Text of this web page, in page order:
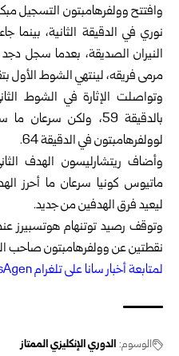
وافتتح وولفرهامبتون التسجيل
النيران الصديقة، بعدما سجل
مرمى فريقه، لينتهي الشوط الأول
وتواصلت الإثارة في الشوط
بالدقيقة 59، ولكن
لوولفرهامبتون في الدقيقة 64.
ماتيوس كونيا سرعان ما أحرز
ليعيد فرق الهدفين من جديد.
نقطتين عن وولفرهامبتون صاحب
لمتابعة أخبار سانا على تلغرام https://t.me/SyrianArabNewsAgen
الوسوم: الدوري الإنكليزي الممتاز